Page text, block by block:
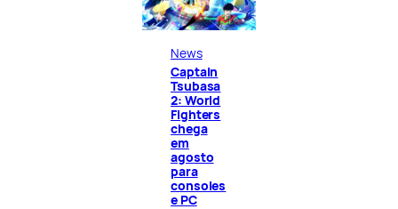
News
Captain
Tsubasa
2: World
Fighters
chega
em
agosto
para
consoles
e PC